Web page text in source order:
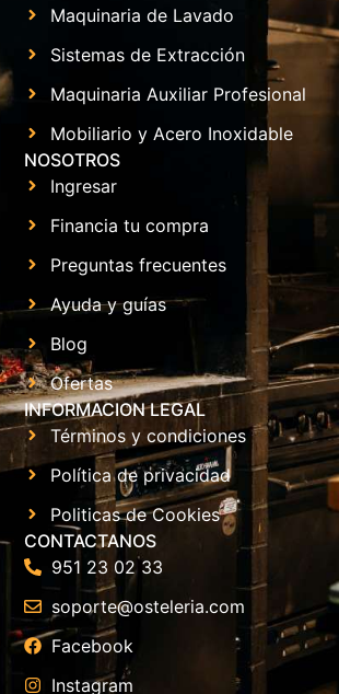
Maquinaria de Lavado
Sistemas de Extracción
Maquinaria Auxiliar Profesional
Mobiliario y Acero Inoxidable
NOSOTROS
Ingresar
Financia tu compra
Preguntas frecuentes
Ayuda y guías
Blog
Ofertas
INFORMACION LEGAL
Términos y condiciones
Política de privacidad
Politicas de Cookies
CONTACTANOS
951 23 02 33
soporte@osteleria.com
Facebook
Instagram